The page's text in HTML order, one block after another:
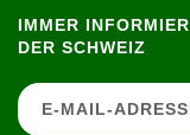
IMMER
DER SCHWEIZ